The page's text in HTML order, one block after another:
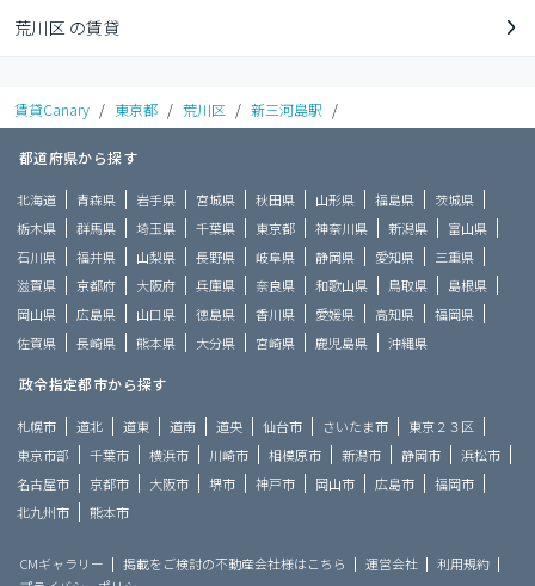
荒川区 の賃貸
賃貸Canary / 東京都 / 荒川区 / 新三河島駅 /
都道府県から探す
北海道 青森県 岩手県 宮城県 秋田県 山形県 福島県
茨城県
栃木県
群馬県 埼玉県 千葉県 東京都 神奈川県 新潟県
富山県
石川県
福井県 山梨県 長野県 岐阜県 静岡県 愛知県
三重県
滋賀県
京都府 大阪府 兵庫県 奈良県 和歌山県 鳥取県
島根県
岡山県
広島県 山口県 徳島県 香川県 愛媛県 高知県
福岡県
佐賀県
長崎県 熊本県 大分県 宮崎県 鹿児島県 沖縄県
政令指定都市から探す
札幌市 道北 道東 道南 道央 仙台市 さいたま市
東京２３区
東京市部
千葉市 横浜市 川崎市 相模原市 新潟市 静岡市
浜松市
名古屋市
京都市 大阪市 堺市 神戸市 岡山市 広島市
福岡市
北九州市
熊本市
CMギャラリー 掲載をご検討の不動産会社様はこちら 運営会社
利用規約